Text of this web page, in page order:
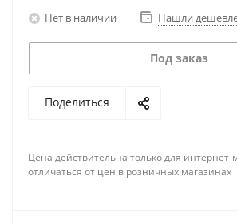
Нет в наличии Нашли
Под заказ
Поделиться
Цена действительна только для
отличаться от цен в розничных магазинах